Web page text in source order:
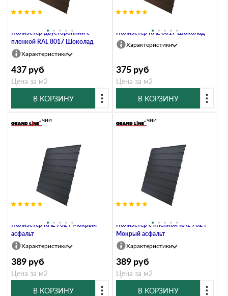
Полиэстер двусторонний с
пленкой RAL 8017 Шоколад
Характеристики
437 руб
Цена за м2
В КОРЗИНУ
Полиэстер RAL 8017 Шоколад
Характеристики
375 руб
Цена за м2
В КОРЗИНУ
Полиэстер RAL 7024 Мокрый
асфальт
В наличии
Характеристики
389 руб
Цена за м2
В КОРЗИНУ
Полиэстер с пленкой RAL 7024
Мокрый асфальт
В наличии
Характеристики
389 руб
Цена за м2
В КОРЗИНУ